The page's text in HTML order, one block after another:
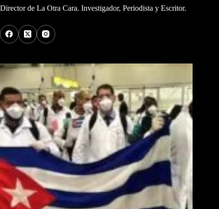
Director de La Otra Cara. Investigador, Periodista y Escritor.